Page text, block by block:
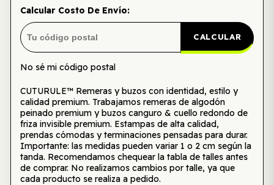
Calcular Costo De Envío:
CALCULAR
No sé mi código postal
CUTURULE™ Remeras y buzos con identidad, estilo y
calidad premium. Trabajamos remeras de algodón
peinado premium y buzos canguro & cuello redondo de
friza invisible premium. Estampas de alta calidad,
prendas cómodas y terminaciones pensadas para durar.
Importante: las medidas pueden variar 1 o 2 cm según la
tanda. Recomendamos chequear la tabla de talles antes
de comprar. No realizamos cambios por talle, ya que
cada producto se realiza a pedido.